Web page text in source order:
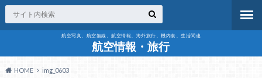
航空写真、航空無線、航空情報、海外旅行、機内食、生活関連
航空情報・旅行
HOME img_0603